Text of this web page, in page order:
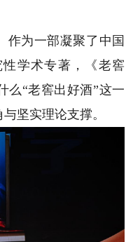
作为一部凝聚了中国
学术专著，《老窖
么“老窖出好酒”这一
坚实理论支撑。